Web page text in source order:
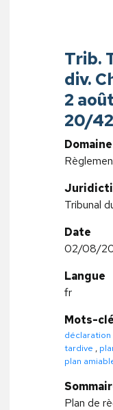
Trib.
div.
2
20/
Domaine
Tribunal
Date
02/08/
Langue
fr
Mots-
tardive ,
plan
Plan de